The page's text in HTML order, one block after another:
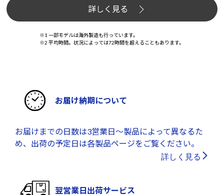
詳しく見る
※1 一部モデルは海外製造も行っています。
※2 平均時間。状況によっては72時間を超えることもあります。
お届け納期について
お届けまでの日数は3営業日～製品によって異なるた
め、出荷の予定日は各製品ページをご覧ください。
詳しく見る
翌営業日出荷サービス